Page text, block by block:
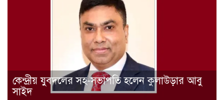
কেন্দ্রীয় যুবদলের সহ-সভাপতি হলেন কুলাউড়ার আবু
সাইদ